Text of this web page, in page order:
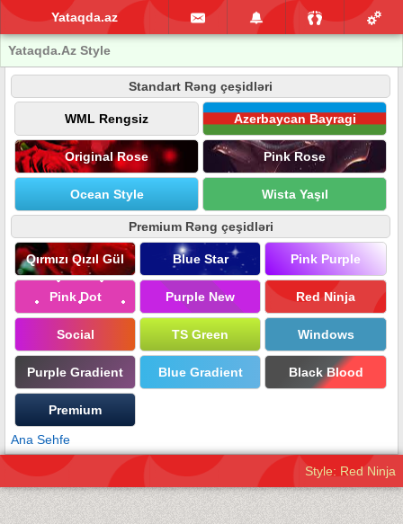
Yataqda.az
Yataqda.Az Style
Standart Rəng çeşidləri
WML Rengsiz Azerbaycan Bayragi
Original Rose Pink Rose
Ocean Style Wista Yaşıl
Premium Rəng çeşidləri
Qırmızı Qızıl Gül Blue Star Pink Purple
Pink Dot Purple New Red Ninja
Social TS Green Windows
Purple Gradient Blue Gradient Black Blood
Premium
Ana Sehfe
Style: Red Ninja